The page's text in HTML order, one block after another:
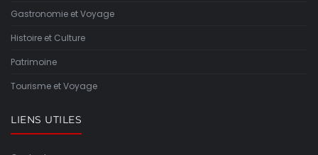
Gastronomie et Voyage
Histoire et Culture
Patrimoine
Tourisme et Voyage
LIENS UTILES